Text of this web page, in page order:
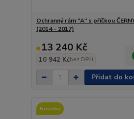
Ochranný rám "A" s příčkou
(2014 - 2017)
13 240 Kč
10 942 Kčbez DPH
Přidat do
Novinka